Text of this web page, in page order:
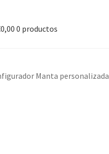
0,00 0 productos
Manta personalizada